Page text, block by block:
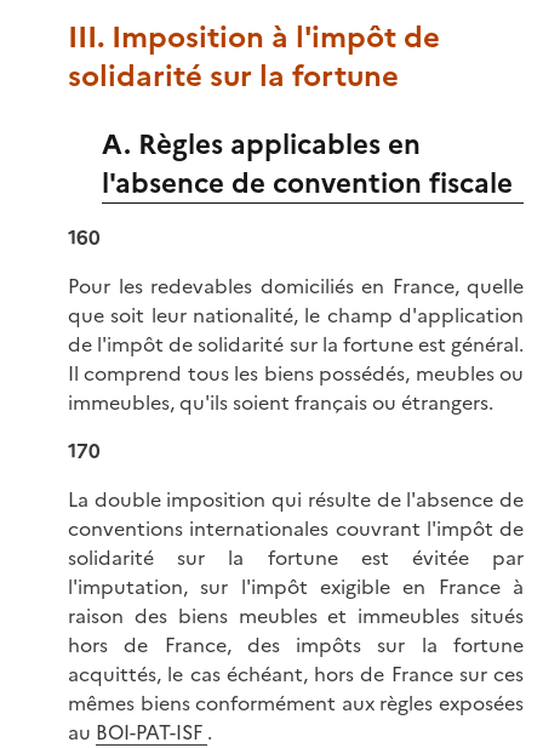
III. Imposition à l'impôt de
solidarité sur la fortune
A. Règles applicables en
l'absence de convention fiscale
160
Pour les redevables domiciliés en France, quelle
que soit leur nationalité, le champ d'application
de l'impôt de solidarité sur la fortune est général.
Il comprend tous les biens possédés, meubles ou
immeubles, qu'ils soient français ou étrangers.
170
La double imposition qui résulte de l'absence de
conventions internationales couvrant l'impôt de
solidarité sur la fortune est évitée par
l'imputation, sur l'impôt exigible en France à
raison des biens meubles et immeubles situés
hors de France, des impôts sur la fortune
acquittés, le cas échéant, hors de France sur ces
mêmes biens conformément aux règles exposées
au BOI-PAT-ISF .